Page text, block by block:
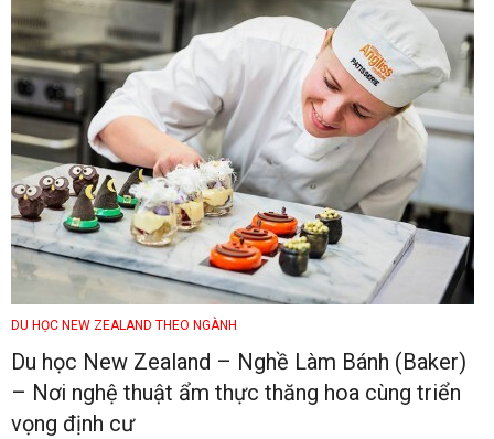
DU HỌC NEW ZEALAND THEO NGÀNH
Du học New Zealand – Nghề Làm Bánh (Baker)
– Nơi nghệ thuật ẩm thực thăng hoa cùng triển
vọng định cư